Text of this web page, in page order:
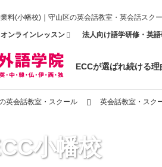
料(小幡校)｜守山区の英会話教室・英会話スク
オンラインレッスン 法人向け語学研修・英
ECCが選ばれ続ける理
英会話教室・スクール 英会話教室・スク
小幡校